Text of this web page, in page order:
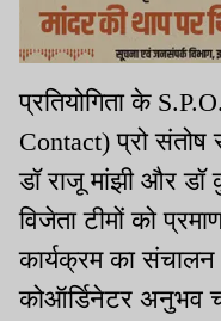
प्रतियोगिता के
Contact) प्रो संतोष
डॉ राजू मांझी और डॉ
विजेता टीमों को
कार्यक्रम का
कोऑर्डिनेटर अनुभव